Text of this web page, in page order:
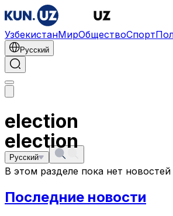
УзбекистанМирОбществоСпорт
Русский
election
Русский
election
В этом разделе пока нет новостей
Последние новости